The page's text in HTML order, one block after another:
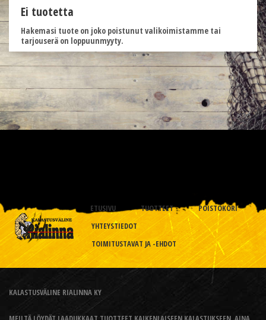
Ei tuotetta
Hakemasi tuote on joko poistunut valikoimistamme tai
tarjouserä on loppuunmyyty.
ETUSIVU TUOTTEET
POISTOKORI
YHTEYSTIEDOT
TOIMITUSTAVAT JA -EHDOT
KALASTUSVÄLINE RIALINNA KY